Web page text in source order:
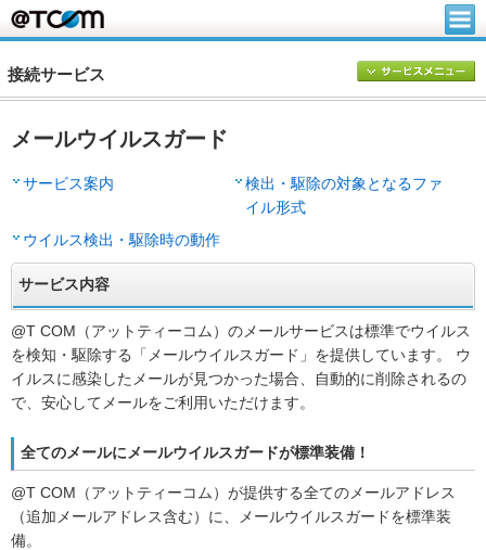
接続サービス
メールウイルスガード
サービス案内
検出・駆除の対象となるファ
イル形式
ウイルス検出・駆除時の動作
サービス内容
@T COM（アットティーコム）のメールサービスは標準でウイルス
を検知・駆除する「メールウイルスガード」を提供しています。 ウ
イルスに感染したメールが見つかった場合、自動的に削除されるの
で、安心してメールをご利用いただけます。
全てのメールにメールウイルスガードが標準装備！
@T COM（アットティーコム）が提供する全てのメールアドレス
（追加メールアドレス含む）に、メールウイルスガードを標準装
備。